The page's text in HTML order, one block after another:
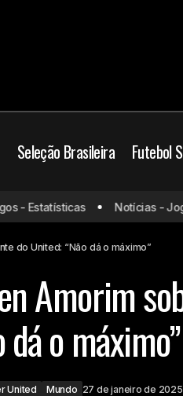
Seleção Brasileira Futebol
de
Manchester
Estatísticas Notícias -
do United: “Não dá o máximo”
Amorim
dá o máximo”
United Mundo 27 de janeiro de 2025